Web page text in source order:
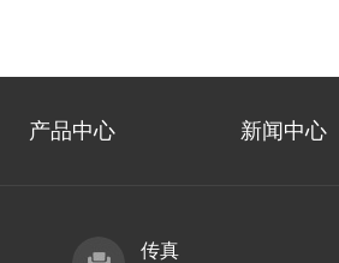
产品中心 新闻中心
传真